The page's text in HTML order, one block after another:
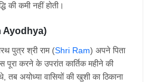
की कमी नहीं होती।
Ayodhya)
पुत्र श्री राम (Shri Ram) अपने पिता
पूरा करने के उपरांत कार्तिक महीने की
तब अयोध्या वासियों की खुशी का ठिकाना